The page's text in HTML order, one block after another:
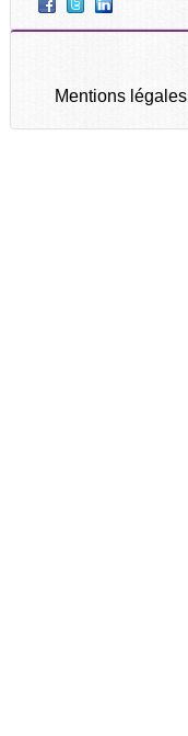
Mentions légales